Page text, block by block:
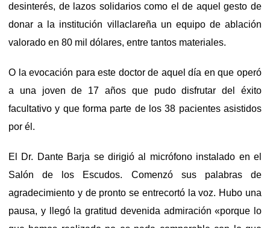
desinterés, de lazos solidarios como el de aquel gesto de
donar a la institución villaclareña un equipo de ablación
valorado en 80 mil dólares, entre tantos materiales.
O la evocación para este doctor de aquel día en que operó
a una joven de 17 años que pudo disfrutar del éxito
facultativo y que forma parte de los 38 pacientes asistidos
por él.
El Dr. Dante Barja se dirigió al micrófono instalado en el
Salón de los Escudos. Comenzó sus palabras de
agradecimiento y de pronto se entrecortó la voz. Hubo una
pausa, y llegó la gratitud devenida admiración «porque lo